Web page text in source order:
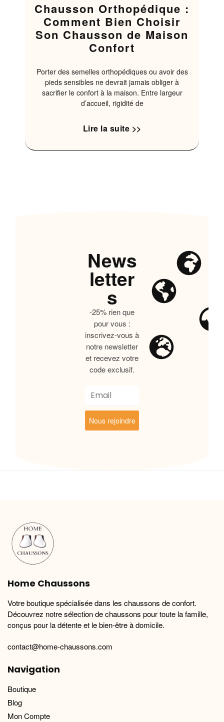
Chausson Orthopédique :
Comment Bien Choisir
Son Chausson de Maison
Confort
Porter des semelles orthopédiques ou avoir des
pieds sensibles ne devrait jamais obliger à
sacrifier le confort à la maison. Entre largeur
d’accueil, rigidité de
Lire la suite >>
News
letter
s
-25% rien que
pour vous :
inscrivez-vous à
notre newsletter
et recevez votre
code exclusif.
Nous rejoindre
Home Chaussons
Votre boutique spécialisée dans les chaussons de confort.
Découvrez notre sélection de chaussons pour toute la famille,
conçus pour la détente et le bien-être à domicile.
contact@home-chaussons.com
Navigation
Boutique
Blog
Mon Compte